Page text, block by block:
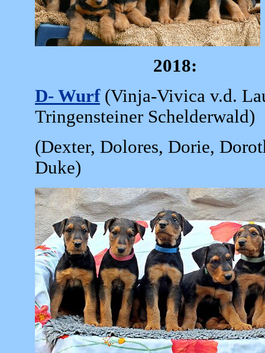
2018:
D- Wurf(Vinja-Vivica v.d.
Tringensteiner Schelderwald)
(Dexter, Dolores, Dorie,
Duke)